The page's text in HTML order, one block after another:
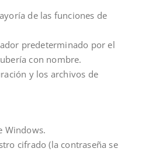
de las funciones de
predeterminado por el
con nombre.
y los archivos de
Windows.
cifrado (la contraseña se